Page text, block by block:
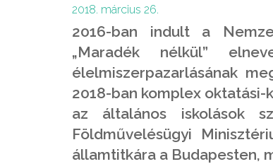
2018. március 26.
2016-ban indult a
„Maradék nélkül”
élelmiszerpazarlásának
2018-ban komplex oktatási-
az általános iskolások
Földművelésügyi
államtitkára a Budapesten,